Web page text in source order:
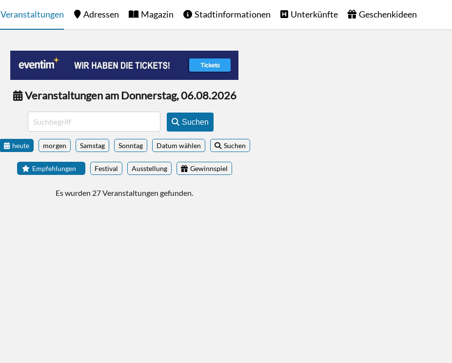
Veranstaltungen Adressen Magazin Stadtinformationen Unterkünfte Geschenkideen
Veranstaltungen am Donnerstag, 06.08.2026
Suchen
heute morgen Samstag Sonntag Datum wählen Suchen
Empfehlungen Festival Ausstellung Gewinnspiel
Es wurden 27 Veranstaltungen gefunden.